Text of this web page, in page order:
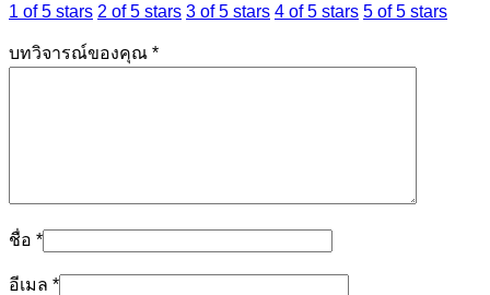
1 of 5 stars 2 of 5 stars 3 of 5 stars 4 of 5 stars 5 of 5 stars
บทวิจารณ์ของคุณ *
ชื่อ *
อีเมล *